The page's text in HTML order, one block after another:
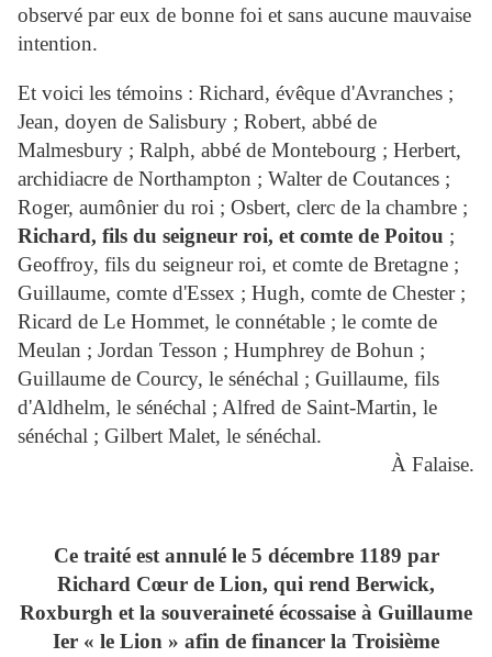
observé par eux de bonne foi et sans aucune mauvaise
intention.
Et voici les témoins : Richard, évêque d'Avranches ;
Jean, doyen de Salisbury ; Robert, abbé de
Malmesbury ; Ralph, abbé de Montebourg ; Herbert,
archidiacre de Northampton ; Walter de Coutances ;
Roger, aumônier du roi ; Osbert, clerc de la chambre ;
Richard, fils du seigneur roi, et comte de Poitou ;
Geoffroy, fils du seigneur roi, et comte de Bretagne ;
Guillaume, comte d'Essex ; Hugh, comte de Chester ;
Ricard de Le Hommet, le connétable ; le comte de
Meulan ; Jordan Tesson ; Humphrey de Bohun ;
Guillaume de Courcy, le sénéchal ; Guillaume, fils
d'Aldhelm, le sénéchal ; Alfred de Saint-Martin, le
sénéchal ; Gilbert Malet, le sénéchal.
À Falaise.
Ce traité est annulé le 5 décembre 1189 par
Richard Cœur de Lion, qui rend Berwick,
Roxburgh et la souveraineté écossaise à Guillaume
Ier « le Lion » afin de financer la Troisième